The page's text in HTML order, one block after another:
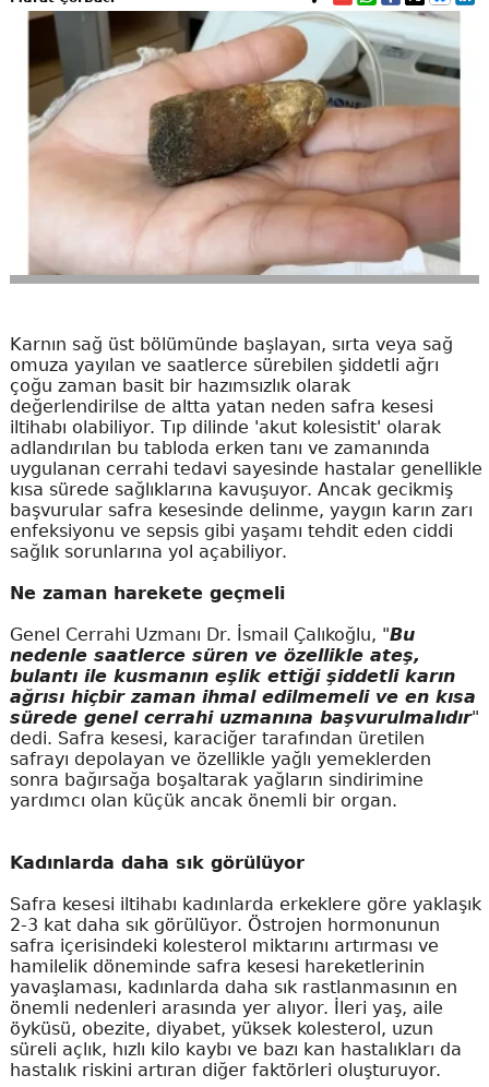
Karnın sağ üst bölümünde başlayan, sırta veya sağ
omuza yayılan ve saatlerce sürebilen şiddetli ağrı
çoğu zaman basit bir hazımsızlık olarak
değerlendirilse de altta yatan neden safra kesesi
iltihabı olabiliyor. Tıp dilinde 'akut kolesistit' olarak
adlandırılan bu tabloda erken tanı ve zamanında
uygulanan cerrahi tedavi sayesinde hastalar genellikle
kısa sürede sağlıklarına kavuşuyor. Ancak gecikmiş
başvurular safra kesesinde delinme, yaygın karın zarı
enfeksiyonu ve sepsis gibi yaşamı tehdit eden ciddi
sağlık sorunlarına yol açabiliyor.
Ne zaman harekete geçmeli
Genel Cerrahi Uzmanı Dr. İsmail Çalıkoğlu, "Bu
nedenle saatlerce süren ve özellikle ateş,
bulantı ile kusmanın eşlik ettiği şiddetli karın
ağrısı hiçbir zaman ihmal edilmemeli ve en kısa
sürede genel cerrahi uzmanına başvurulmalıdır"
dedi. Safra kesesi, karaciğer tarafından üretilen
safrayı depolayan ve özellikle yağlı yemeklerden
sonra bağırsağa boşaltarak yağların sindirimine
yardımcı olan küçük ancak önemli bir organ.
Kadınlarda daha sık görülüyor
Safra kesesi iltihabı kadınlarda erkeklere göre yaklaşık
2-3 kat daha sık görülüyor. Östrojen hormonunun
safra içerisindeki kolesterol miktarını artırması ve
hamilelik döneminde safra kesesi hareketlerinin
yavaşlaması, kadınlarda daha sık rastlanmasının en
önemli nedenleri arasında yer alıyor. İleri yaş, aile
öyküsü, obezite, diyabet, yüksek kolesterol, uzun
süreli açlık, hızlı kilo kaybı ve bazı kan hastalıkları da
hastalık riskini artıran diğer faktörleri oluşturuyor.